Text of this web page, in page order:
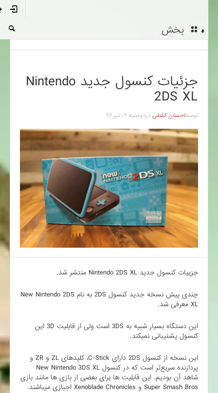
بخش
جزئیات کنسول جدید Nintendo
2DS XL
توسطاحسان کشفیدردوشنبه ۱۹ تیر ۹۶
جزییات کنسول جدید Nintendo 2DS XL منتشر شد.
چندی پیش نسخه جدید کنسول 2DS به نام New Nintendo 2DS
این دستگاه بسیار شبیه به 3DS است ولی از قابلیت 3D این
کنسول پشتیبانی نمیکند.
این نسخه از کنسول 2DS دارای C-Stick، کلید‌های ZL و ZR و
پردازنده سریع‌تر است که در کنسول New Nintendo 3DS XL
شاهد آن بودیم. این قابلیت ها برای بعضی از بازی ها مانند بازی
Super Smash Bros و Xenoblade Chronicles اجبازی میباشند.